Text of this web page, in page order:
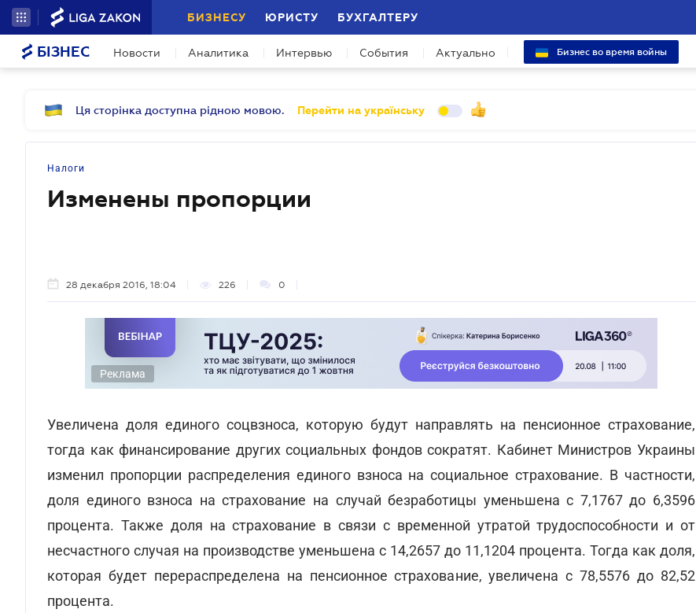
БИЗНЕСУ ЮРИСТУ БУХГАЛТЕРУ
БІЗНЕС Новости Аналитика Интервью События Актуально Бизнес во время войны
Ця сторінка доступна рідною мовою. Перейти на українську
Налоги
Изменены пропорции
28 декабря 2016, 18:04 226 0
Реклама
Увеличена доля единого соцвзноса, которую будут направлять на пенсионное страхование,
тогда как финансирование других социальных фондов сократят. Кабинет Министров Украины
изменил пропорции распределения единого взноса на социальное страхование. В частности,
доля единого взноса на страхование на случай безработицы уменьшена с 7,1767 до 6,3596
процента. Также доля на страхование в связи с временной утратой трудоспособности и от
несчастного случая на производстве уменьшена с 14,2657 до 11,1204 процента. Тогда как доля,
которая будет перераспределена на пенсионное страхование, увеличена с 78,5576 до 82,52
процента.